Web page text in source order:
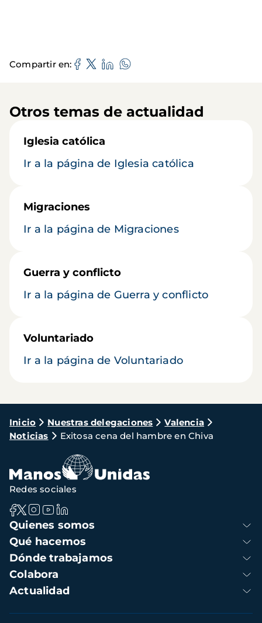
Compartir en
Otros temas de actualidad
Iglesia católica
Ir a la página de Iglesia católica
Migraciones
Ir a la página de Migraciones
Guerra y conflicto
Ir a la página de Guerra y conflicto
Voluntariado
Ir a la página de Voluntariado
Ruta
de
navegación
Inicio Nuestras delegaciones
Valencia
Noticias
Exitosa cena del hambre en Chiva
Navegación
principal
Quienes somos
Qué hacemos
Dónde trabajamos
Colabora
Actualidad
Redes sociales